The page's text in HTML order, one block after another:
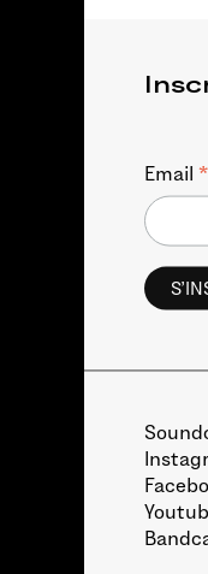
Email *